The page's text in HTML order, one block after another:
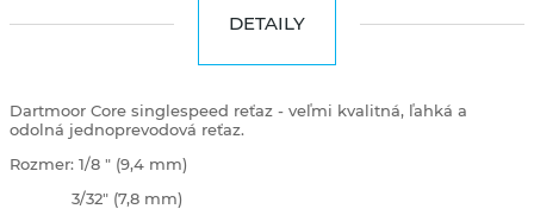
DETAILY
Dartmoor Core singlespeed reťaz - veľmi kvalitná, ľahká a
odolná jednoprevodová reťaz.
Rozmer: 1/8 " (9,4 mm)
3/32" (7,8 mm)